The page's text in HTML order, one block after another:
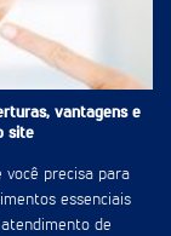
vantagens e
site
você precisa para
essenciais
de